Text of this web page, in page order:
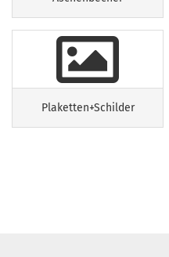
Plaketten+Schilder